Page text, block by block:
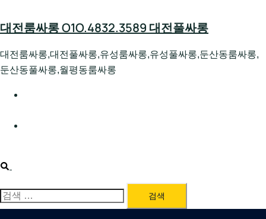
to
대전룸싸롱 O1O.4832.3589 대전풀싸롱
대전룸싸롱,대전풀싸롱,유성룸싸롱,유성풀싸롱,둔산동룸싸롱,
둔산동풀싸롱,월평동룸싸롱
Search
검
색: